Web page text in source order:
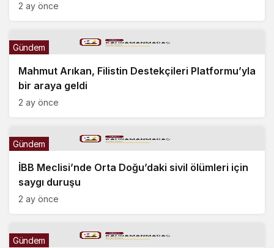
2 ay önce
Mahmut Arıkan, Filistin Destekçileri Platformu’yla
bir araya geldi
Gündem
2 ay önce
İBB Meclisi’nde Orta Doğu’daki sivil ölümleri için
saygı duruşu
Gündem
2 ay önce
Gündem